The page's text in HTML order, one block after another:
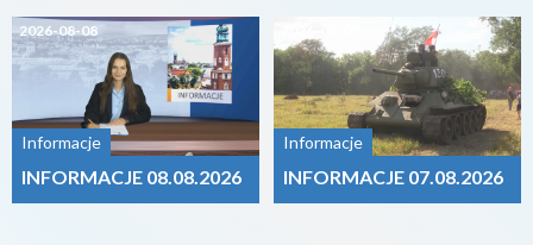
2026-08-08
Informacje
INFORMACJE 08.08.2026
Informacje
INFORMACJE 07.08.2026